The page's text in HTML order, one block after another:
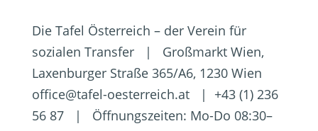
Die Tafel Österreich – der Verein für
sozialen Transfer | Großmarkt Wien,
Laxenburger Straße 365/A6, 1230 Wien
office@tafel-oesterreich.at | +43 (1) 236
56 87 | Öffnungszeiten: Mo-Do 08:30–